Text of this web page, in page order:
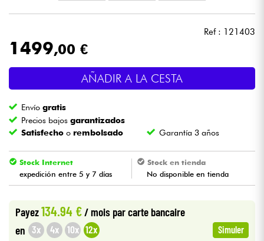
Luces
Vientos
Violines y cuarteto
Cables & Acces.
Ref : 121403
1499,00 €
AÑADIR A LA CESTA
Envíogratis
Precios bajosgarantizados
Satisfecho o rembolsado Garantía 3 años
Stock Internet
expedición entre 5 y 7 días
Stock en tienda
No disponible en tienda
Payez134.94 €/ mois par carte bancaire
en 3x 4x 10x 12x Simuler